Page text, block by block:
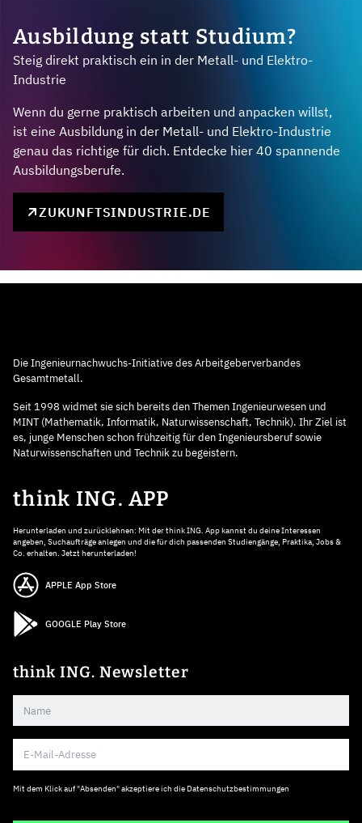
Ausbildung statt Studium?
Steig direkt praktisch ein in der Metall- und Elektro-
Industrie
Wenn du gerne praktisch arbeiten und anpacken willst,
ist eine Ausbildung in der Metall- und Elektro-Industrie
genau das richtige für dich. Entdecke hier 40 spannende
Ausbildungsberufe.
ZUKUNFTSINDUSTRIE.DE
Die Ingenieurnachwuchs-Initiative des Arbeitgeberverbandes
Gesamtmetall.
Seit 1998 widmet sie sich bereits den Themen Ingenieurwesen und
MINT (Mathematik, Informatik, Naturwissenschaft, Technik). Ihr Ziel ist
es, junge Menschen schon frühzeitig für den Ingenieursberuf sowie
Naturwissenschaften und Technik zu begeistern.
think ING. APP
Herunterladen und zurücklehnen: Mit der think ING. App kannst du deine Interessen
angeben, Suchaufträge anlegen und die für dich passenden Studiengänge, Praktika, Jobs &
Co. erhalten. Jetzt herunterladen!
APPLE App Store
GOOGLE Play Store
think ING. Newsletter
Mit dem Klick auf "Absenden" akzeptiere ich die Datenschutzbestimmungen